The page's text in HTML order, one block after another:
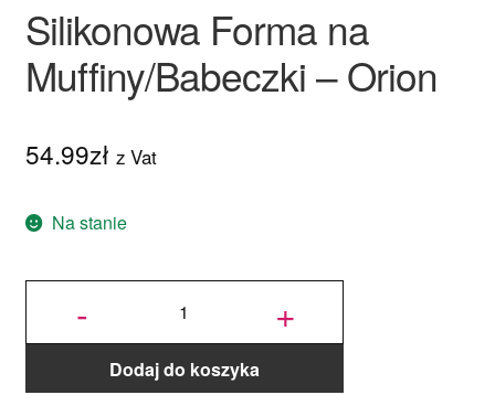
Silikonowa Forma na
Muffiny/Babeczki – Orion
54.99zł z Vat
Na stanie
-
ilość Silikonowa
- Orion +
Dodaj do koszyka